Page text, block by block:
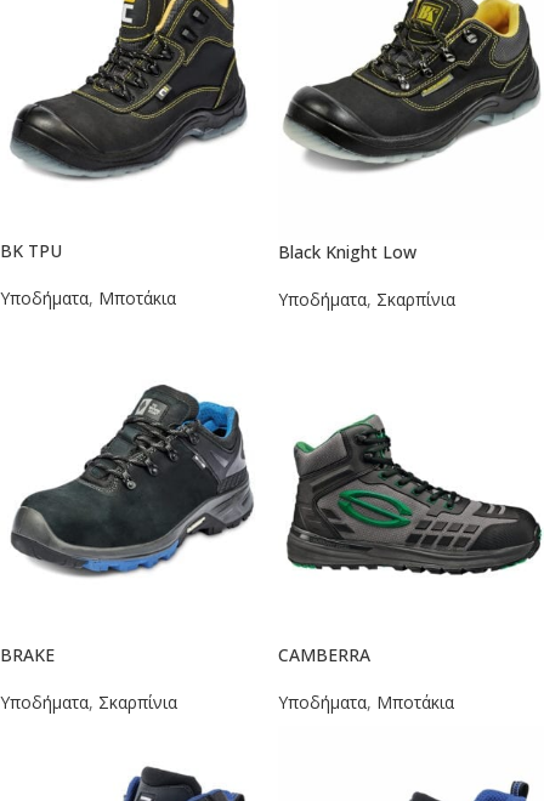
BK TPU
Υποδήματα, Μποτάκια
Black Knight Low
Υποδήματα, Σκαρπίνια
BRAKE
Υποδήματα, Σκαρπίνια
CAMBERRA
Υποδήματα, Μποτάκια